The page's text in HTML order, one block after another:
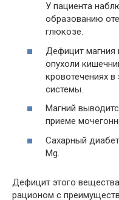
У пациента
образованию
глюкозе.
Дефицит магния
опухоли
кровотечениях
системы.
Магний
приеме
Сахарный
Mg.
Дефицит этого
рационом с